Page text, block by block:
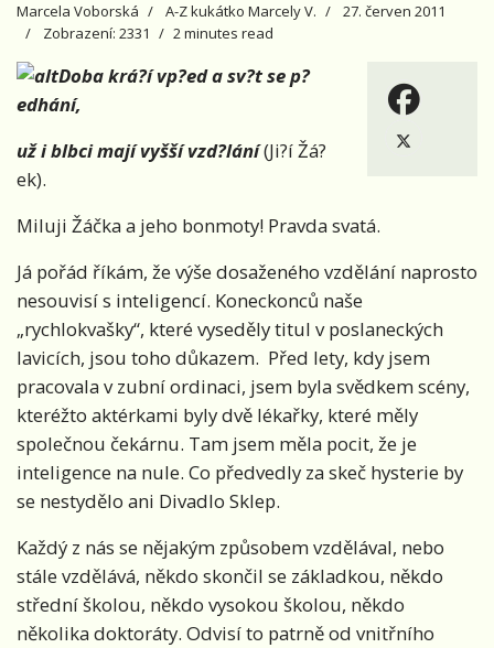
Marcela Voborská A-Z kukátko Marcely V.
27. červen 2011
Zobrazení: 2331
2 minutes read
Doba krá?í vp?ed a sv?t se p?
edhání,
už i blbci mají vyšší vzd?lání(Ji?í Žá?
ek).
Miluji Žáčka a jeho bonmoty! Pravda svatá.
Já pořád říkám, že výše dosaženého vzdělání naprosto
nesouvisí s inteligencí. Koneckonců naše
„rychlokvašky“, které vyseděly titul v poslaneckých
lavicích, jsou toho důkazem. Před lety, kdy jsem
pracovala v zubní ordinaci, jsem byla svědkem scény,
kteréžto aktérkami byly dvě lékařky, které měly
společnou čekárnu. Tam jsem měla pocit, že je
inteligence na nule. Co předvedly za skeč hysterie by
se nestydělo ani Divadlo Sklep.
Každý z nás se nějakým způsobem vzdělával, nebo
stále vzdělává, někdo skončil se základkou, někdo
střední školou, někdo vysokou školou, někdo
několika doktoráty. Odvisí to patrně od vnitřního